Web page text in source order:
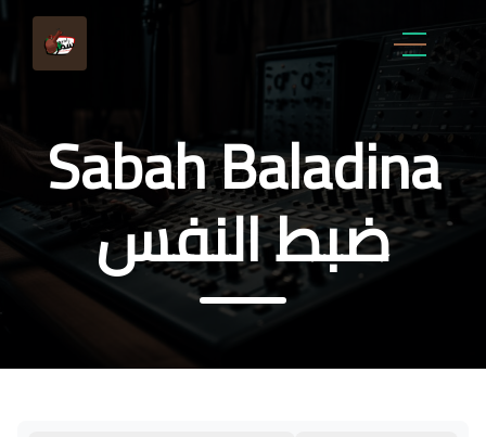
Sabah Baladina
ضبط النفس